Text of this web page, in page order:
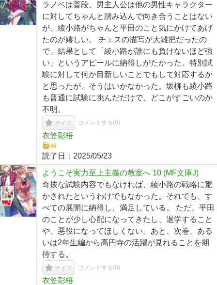
ラノベは普段、男主人公は他の男性キャラクター
に対してちゃんと踏み込んで向き合うことはない
が、綾小路がちゃんと平田のこと気にかけてあげ
たのが嬉しい。 チェスの描写が大雑把だったの
で、結果として「綾小路が誰にも負けないほど強
い」というアピールに納得しがたかった。特別試
験に対して何か目新しいことでもして対応するか
と思ったが、そうはいかなかった。坂柳も綾小路
も普通に試験に挑んだだけで、どこがすごいのか
不明。
ナイス コメントする(0)
衣笠彰梧
46
読了日： 2025/05/23
ようこそ実力至上主義の教室へ 10 (MF文庫J)
奇抜な試験内容でもなければ、綾小路の戦略に驚
かされたというわけでもなかった。それでも、す
べての展開に納得し、満足している。 ただ、平田
のことが少し心配になってきたし、退学すること
や、悪役になってほしくない。あと、次巻、ある
いは2年生編から高円寺の活躍が見れることを期
待する。
ナイス コメントする(0)
衣笠彰梧